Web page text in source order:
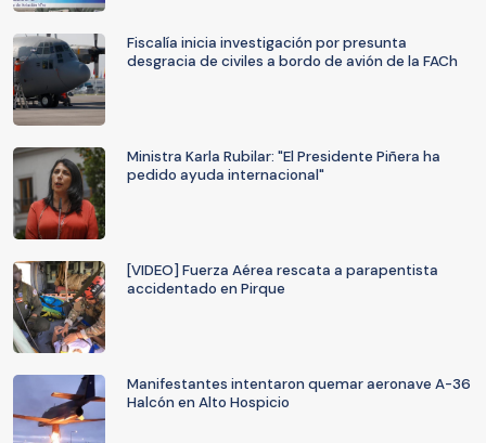
Fiscalía inicia investigación por presunta
desgracia de civiles a bordo de avión de la FACh
Ministra Karla Rubilar: "El Presidente Piñera ha
pedido ayuda internacional"
[VIDEO] Fuerza Aérea rescata a parapentista
accidentado en Pirque
Manifestantes intentaron quemar aeronave A-36
Halcón en Alto Hospicio